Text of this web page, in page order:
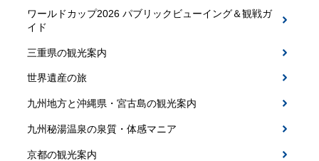
ワールドカップ2026 パブリックビューイング＆観戦ガ
イド
三重県の観光案内
世界遺産の旅
九州地方と沖縄県・宮古島の観光案内
九州秘湯温泉の泉質・体感マニア
京都の観光案内